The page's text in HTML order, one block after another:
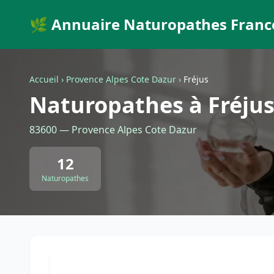
🌿 Annuaire Naturopathes
Accueil › Provence Alpes Cote Dazur › Fréjus
Naturopathes à Fréjus
83600 — Provence Alpes Cote Dazur
12
Naturopathes